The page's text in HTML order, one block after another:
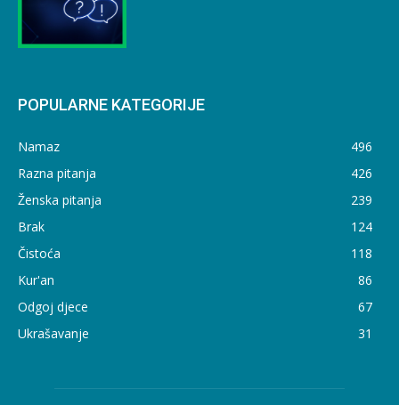
POPULARNE KATEGORIJE
Namaz
496
Razna pitanja
426
Ženska pitanja
239
Brak
124
Čistoća
118
Kur'an
86
Odgoj djece
67
Ukrašavanje
31